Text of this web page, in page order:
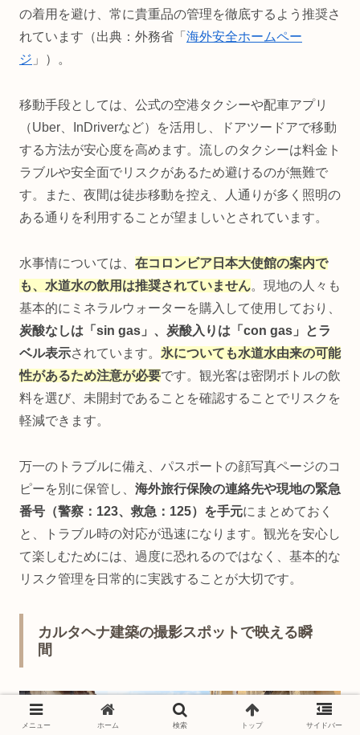
の着用を避け、常に貴重品の管理を徹底するよう推奨さ
れています（出典：外務省「 海外安全ホームペー
ジ 」）。
移動手段としては、公式の空港タクシーや配車アプリ
（Uber、InDriverなど）を活用し、ドアツードアで移動
する方法が安心度を高めます。流しのタクシーは料金ト
ラブルや安全面でリスクがあるため避けるのが無難で
す。また、夜間は徒歩移動を控え、人通りが多く照明の
ある通りを利用することが望ましいとされています。
水事情については、 在コロンビア日本大使館の案内で
も、水道水の飲用は推奨されていません。現地の人々も
基本的にミネラルウォーターを購入して使用しており、
炭酸なしは「sin gas」、炭酸入りは「con gas」とラ
ベル表示されています。 氷についても水道水由来の可能
性があるため注意が必要です。観光客は密閉ボトルの飲
料を選び、未開封であることを確認することでリスクを
軽減できます。
万一のトラブルに備え、パスポートの顔写真ページのコ
ピーを別に保管し、 海外旅行保険の連絡先や現地の緊急
番号（警察：123、救急：125）を手元にまとめておく
と、トラブル時の対応が迅速になります。観光を安心し
て楽しむためには、過度に恐れるのではなく、基本的な
リスク管理を日常的に実践することが大切です。
カルタヘナ建築の撮影スポットで映える瞬
間
メニュー ホーム 検索 トップ サイドバー